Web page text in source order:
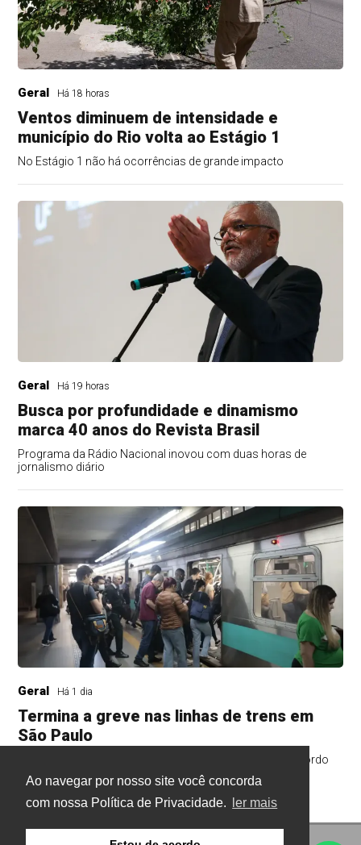
Ao navegar por nosso site você concorda
com nossa Política de Privacidade.
ler mais
Geral Há 18 horas
Ventos diminuem de intensidade e
município do Rio volta ao Estágio 1
No Estágio 1 não há ocorrências de grande impacto
Geral Há 19 horas
Busca por profundidade e dinamismo
marca 40 anos do Revista Brasil
Programa da Rádio Nacional inovou com duas horas de
jornalismo diário
Geral Há 1 dia
Termina a greve nas linhas de trens em
São Paulo
Sindicato mantém estado de greve para acompanhar acordo